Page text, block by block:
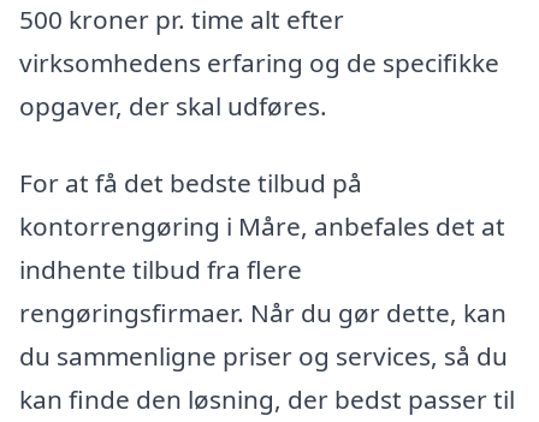
500 kroner pr. time alt efter
virksomhedens erfaring og de specifikke
opgaver, der skal udføres.
For at få det bedste tilbud på
kontorrengøring i Måre, anbefales det at
indhente tilbud fra flere
rengøringsfirmaer. Når du gør dette, kan
du sammenligne priser og services, så du
kan finde den løsning, der bedst passer til